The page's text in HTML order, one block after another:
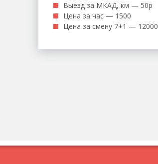
Выезд за МКАД, км — 50р
Цена за час — 1500
Цена за смену 7+1 — 12000